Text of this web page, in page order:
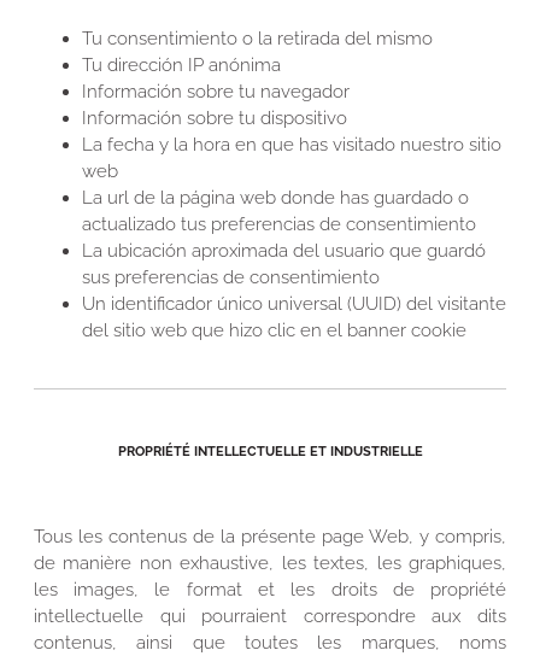
Tu consentimiento o la retirada del mismo
Tu dirección IP anónima
Información sobre tu navegador
Información sobre tu dispositivo
La fecha y la hora en que has visitado nuestro sitio
web
La url de la página web donde has guardado o
actualizado tus preferencias de consentimiento
La ubicación aproximada del usuario que guardó
sus preferencias de consentimiento
Un identificador único universal (UUID) del visitante
del sitio web que hizo clic en el banner cookie
PROPRIÉTÉ INTELLECTUELLE ET INDUSTRIELLE
Tous les contenus de la présente page Web, y compris,
de manière non exhaustive, les textes, les graphiques,
les images, le format et les droits de propriété
intellectuelle qui pourraient correspondre aux dits
contenus, ainsi que toutes les marques, noms